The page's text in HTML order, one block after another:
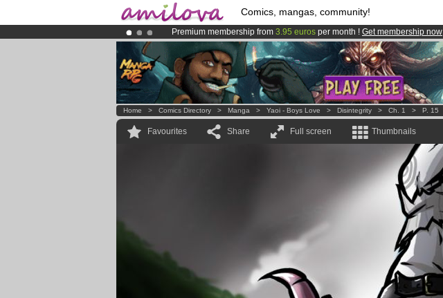
Comics, mangas, community!
Premium membership from 3.95 euros per month ! Get membership now
AmilovaKickstarter is now LIVE!.
Already 100000 membersand 1000 comics & mangas!.
Home > Comics Directory > Manga > Yaoi - Boys Love > Disintegrity > Ch. 1 > P. 15
Favourites Share Full screen Thumbnails